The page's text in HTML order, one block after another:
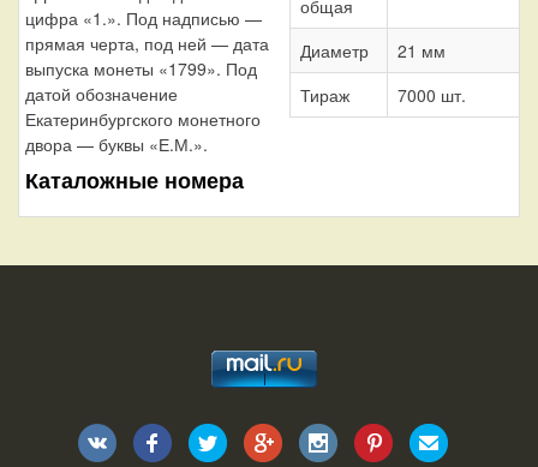
цифра «1.». Под надписью —
прямая черта, под ней — дата
выпуска монеты «1799». Под
датой обозначение
Екатеринбургского монетного
двора — буквы «Е.М.».
Каталожные номера
общая
Диаметр
21 мм
Тираж
7000 шт.